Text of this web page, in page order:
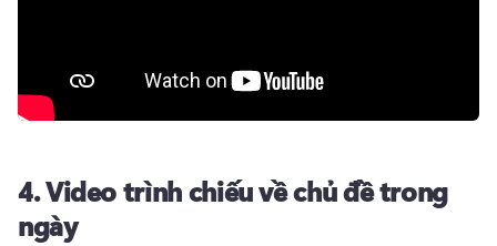
4.Video trình chiếu về chủ đề trong
ngày